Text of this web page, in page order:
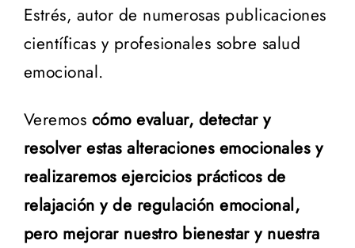
Estrés, autor de numerosas publicaciones
científicas y profesionales sobre salud
emocional.
Veremos cómo evaluar, detectar y
resolver estas alteraciones emocionales y
realizaremos ejercicios prácticos de
relajación y de regulación emocional,
pero mejorar nuestro bienestar y nuestra